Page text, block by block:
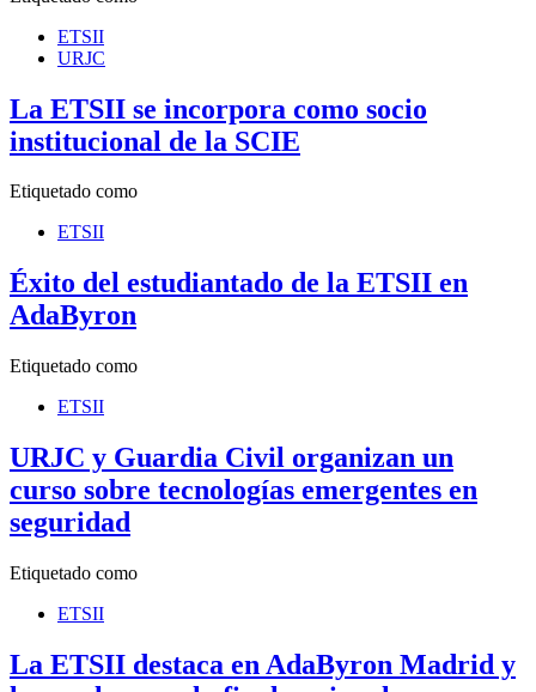
ETSII
URJC
La ETSII se incorpora como socio
institucional de la SCIE
Etiquetado como
ETSII
Éxito del estudiantado de la ETSII en
AdaByron
Etiquetado como
ETSII
URJC y Guardia Civil organizan un
curso sobre tecnologías emergentes en
seguridad
Etiquetado como
ETSII
La ETSII destaca en AdaByron Madrid y